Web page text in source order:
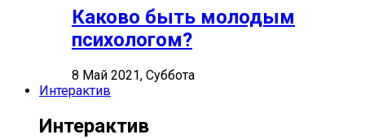
Каково быть молодым
психологом?
8 Май 2021, Суббота
Интерактив
Интерактив